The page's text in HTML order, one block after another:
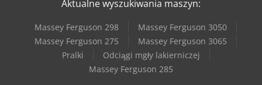
Aktualne wyszukiwania maszyn:
Massey Ferguson 298
Massey Ferguson 3050
Massey Ferguson 275
Massey Ferguson 3065
Pralki
Odciągi mgły lakierniczej
Massey Ferguson 285